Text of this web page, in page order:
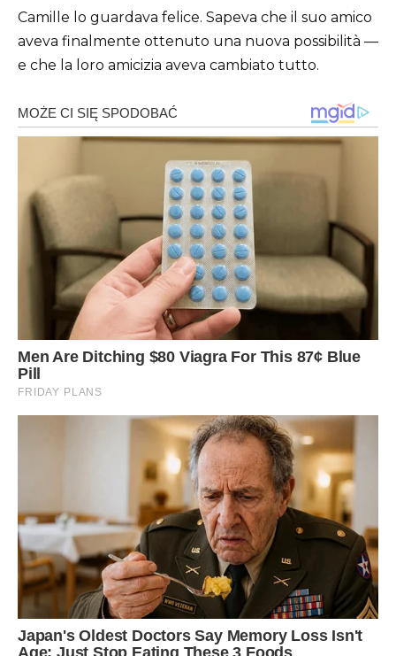
Camille lo guardava felice. Sapeva che il suo amico
aveva finalmente ottenuto una nuova possibilità —
e che la loro amicizia aveva cambiato tutto.